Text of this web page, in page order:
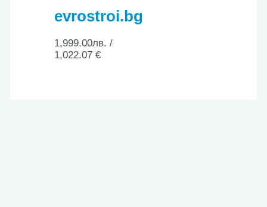
evrostroi.bg
1,999.00лв. /
1,022.07 €